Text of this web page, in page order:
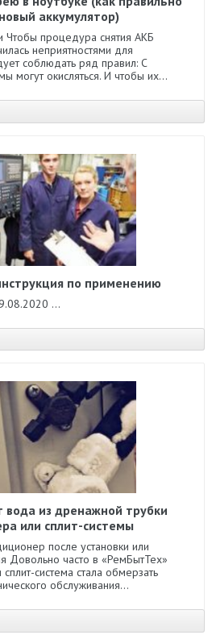
аккумулятор)
процедура снятия АКБ
неприятностями для
соблюдать ряд правил: С
могут окисляться. И чтобы их...
по применению
...
вода из дренажной трубки
или сплит-системы
после установки или
Довольно часто в «РемБытТех»
система стала обмерзать
обслуживания...